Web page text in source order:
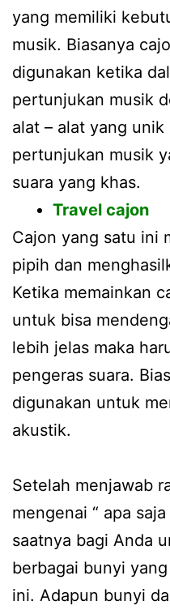
yang memiliki
musik. Biasanya
digunakan ketika
pertunjukan musik
alat – alat yang
pertunjukan musik
suara yang khas.
Travel cajon
Cajon yang satu ini
pipih dan
Ketika memainkan
untuk bisa
lebih jelas maka
pengeras suara.
digunakan untuk
akustik.
Setelah menjawab
mengenai “ apa saja
saatnya bagi Anda
berbagai bunyi
ini. Adapun bunyi